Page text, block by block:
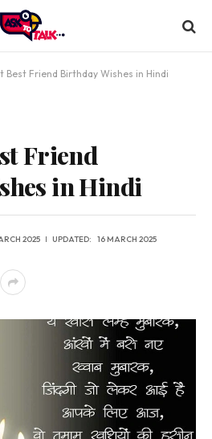
Best Friend Birthday Wishes in Hindi
Friend
in Hindi
2025 UPDATED: 16 MARCH 2025